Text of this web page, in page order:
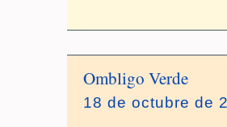
Ombligo Verde
18 de octubre de